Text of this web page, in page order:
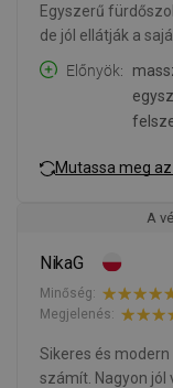
Egyszerű
de jól ellátják a
Előnyök
Mutassa meg
A
NikaG
Minőség:
Megjelenés:
Sikeres és
számít. Nagyon jól